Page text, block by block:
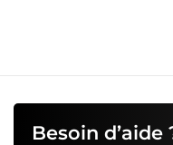
Besoin d’aide